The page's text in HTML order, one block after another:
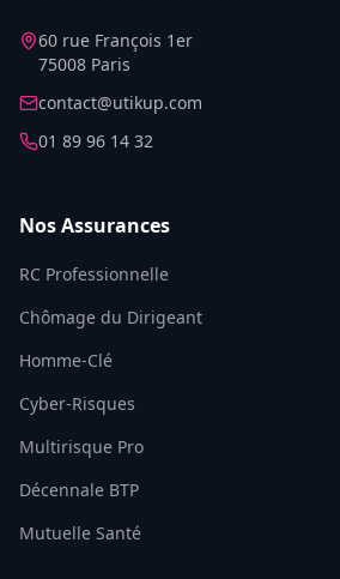
60 rue François 1er
75008 Paris
contact@utikup.com
01 89 96 14 32
Nos Assurances
RC Professionnelle
Chômage du Dirigeant
Homme-Clé
Cyber-Risques
Multirisque Pro
Décennale BTP
Mutuelle Santé